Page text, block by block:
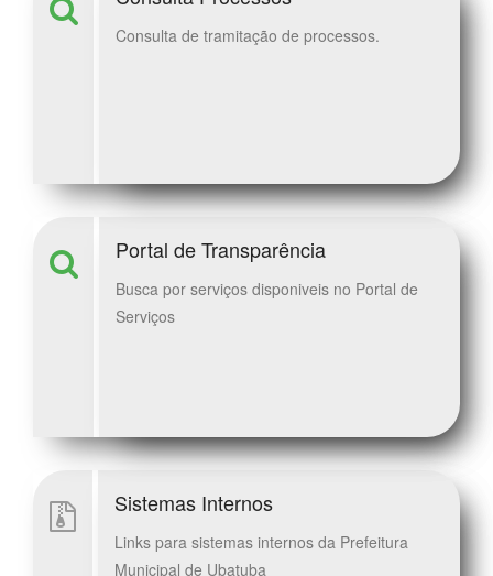
Consulta de tramitação de processos.
Portal de Transparência
Busca por serviços disponiveis no Portal de
Serviços
Sistemas Internos
Links para sistemas internos da Prefeitura
Municipal de Ubatuba